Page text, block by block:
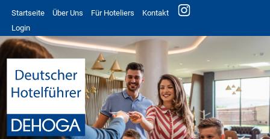
Startseite Über Uns Für Hoteliers
Kontakt
Login